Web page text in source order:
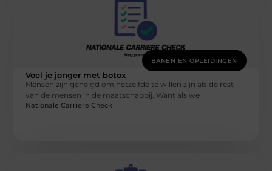
BANEN EN OPLEIDINGEN
Voel je jonger met botox
Mensen zijn geneigd om hetzelfde te willen zijn als de rest
van de mensen in de maatschappij. Want als we
Nationale Carriere Check